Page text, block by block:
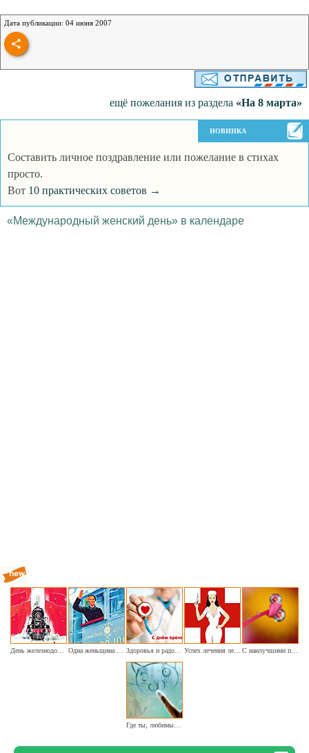
Дата публикации: 04 июня 2007
ещё пожелания из раздела «На 8 марта»
НОВИНКА
Составить личное поздравление или пожелание в стихах
просто.
Вот 10 практических советов →
«Международный женский день» в календаре